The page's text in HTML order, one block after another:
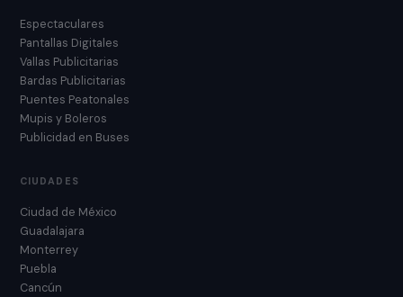
Espectaculares
Pantallas Digitales
Vallas Publicitarias
Bardas Publicitarias
Puentes Peatonales
Mupis y Boleros
Publicidad en Buses
CIUDADES
Ciudad de México
Guadalajara
Monterrey
Puebla
Cancún